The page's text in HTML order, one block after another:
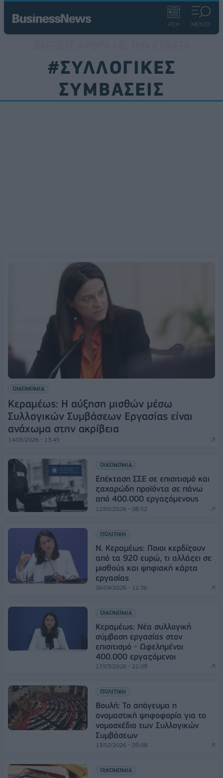
ΡΟΗ ΜΕΝΟΥ
#ΣΥΛΛΟΓΙΚΕΣ
ΣΥΜΒΑΣΕΙΣ
ΟΙΚΟΝΟΜΙΑ
Κεραμέως: Η αύξηση μισθών μέσω
Συλλογικών Συμβάσεων Εργασίας είναι
ανάχωμα στην ακρίβεια
14/05/2026 - 13:45
ΟΙΚΟΝΟΜΙΑ
Επέκταση ΣΣΕ σε επισιτισμό και
ζαχαρώδη προϊόντα σε πάνω
από 400.000 εργαζόμενους
12/05/2026 - 08:52
ΠΟΛΙΤΙΚΗ
Ν. Κεραμέως: Ποιοι κερδίζουν
από τα 920 ευρώ, τι αλλάζει σε
μισθούς και ψηφιακή κάρτα
εργασίας
06/04/2026 - 12:36
ΟΙΚΟΝΟΜΙΑ
Κεραμέως: Νέα συλλογική
σύμβαση εργασίας στον
επισιτισμό - Ωφελημένοι
400.000 εργαζόμενοι
17/03/2026 - 22:09
ΠΟΛΙΤΙΚΗ
Βουλή: Το απόγευμα η
ονομαστική ψηφοφορία για το
νομοσχέδιο των Συλλογικών
Συμβάσεων
13/02/2026 - 09:08
ΟΙΚΟΝΟΜΙΑ